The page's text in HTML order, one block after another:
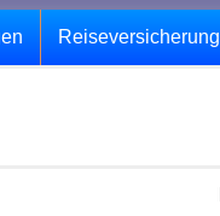
Reiseversicherung